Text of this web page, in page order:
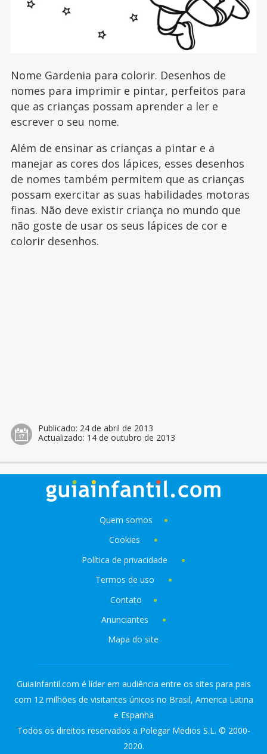
Nome Gardenia para colorir. Desenhos de
nomes para imprimir e pintar, perfeitos para
que as crianças possam aprender a ler e
escrever o seu nome.
Além de ensinar as crianças a pintar e a
manejar as cores dos lápices, esses desenhos
de nomes também permitem que as crianças
possam exercitar as suas habilidades motoras
finas. Não deve existir criança no mundo que
não goste de usar os seus lápices de cor e
colorir desenhos.
Publicado: 24 de abril de 2013
Actualizado: 14 de outubro de 2013
Quem somos
Cookies
Política de privacidade
Termos de uso
Contato
Anunciantes
Mapa do site
GuiaInfantil.com é líder em audiência entre os sites para pais
com 12 milhões de visitantes únicos no Brasil, America Latina
e Espanha
Todos os direitos reservados a Polegar Medios S.L. © 2000-
2020.